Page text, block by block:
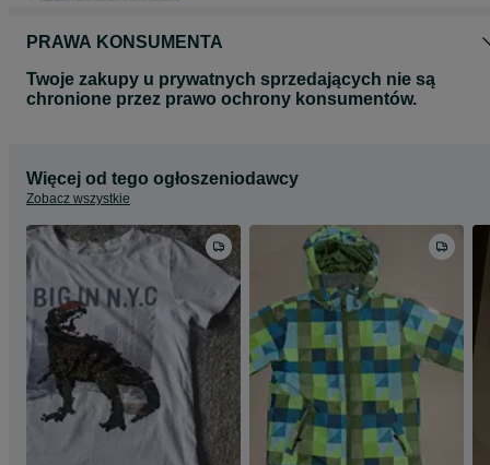
PRAWA KONSUMENTA
Twoje zakupy u prywatnych sprzedających nie są
chronione przez prawo ochrony konsumentów.
Więcej od tego ogłoszeniodawcy
Zobacz wszystkie